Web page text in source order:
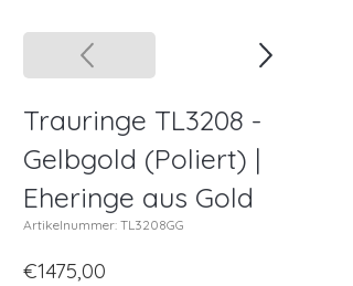
Trauringe TL3208 -
Gelbgold (Poliert) |
Eheringe aus Gold
Artikelnummer: TL3208GG
€1475,00